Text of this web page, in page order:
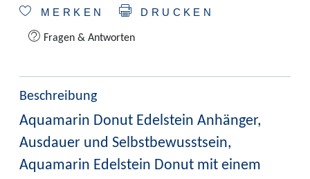
MERKEN DRUCKEN
Fragen & Antworten
Beschreibung
Aquamarin Donut Edelstein Anhänger,
Ausdauer und Selbstbewusstsein,
Aquamarin Edelstein Donut mit einem